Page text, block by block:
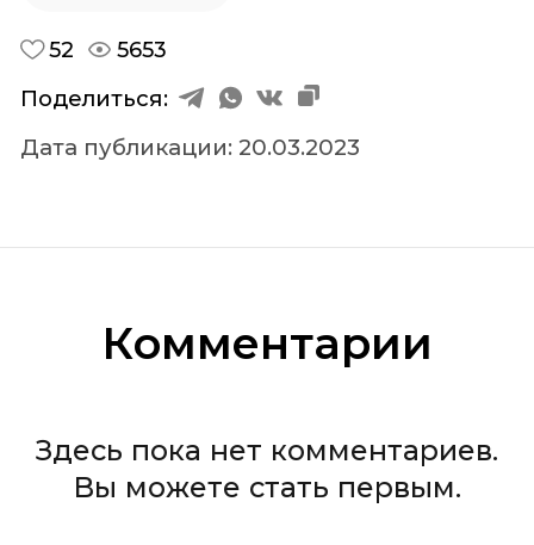
52 5653
Поделиться:
Дaтa публикации: 20.03.2023
Комментарии
Здесь пока нет комментариев.
Вы можете стать первым.